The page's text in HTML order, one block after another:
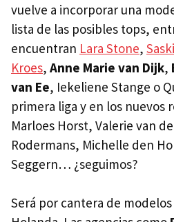
vuelve a incorporar una
lista de las posibles tops,
encuentran Lara Stone,
Kroes, Anne Marie van Dijk,
van Ee, Iekeliene Stange o
primera liga y en los nuevos
Marloes Horst, Valerie van
Rodermans, Michelle den
Seggern… ¿seguimos?
Será por cantera de